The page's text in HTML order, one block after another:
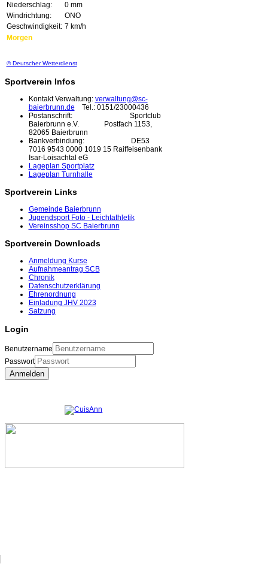
Niederschlag:
0 mm
Windrichtung:
ONO
Geschwindigkeit: 7 km/h
Morgen
© Deutscher Wetterdienst
Sportverein Infos
Kontakt Verwaltung: verwaltung@sc-
baierbrunn.de Tel.: 0151/23000436
Postanschrift: Sportclub
Baierbrunn e.V. Postfach 1153,
82065 Baierbrunn
Bankverbindung: DE53
7016 9543 0000 1019 15 Raiffeisenbank
Isar-Loisachtal eG
Lageplan Sportplatz
Lageplan Turnhalle
Sportverein Links
Gemeinde Baierbrunn
Jugendsport Foto - Leichtathletik
Vereinsshop SC Baierbrunn
Sportverein Downloads
Anmeldung Kurse
Aufnahmeantrag SCB
Chronik
Datenschutzerklärung
Ehrenordnung
Einladung JHV 2023
Satzung
Login
Benutzername
Passwort
Anmelden